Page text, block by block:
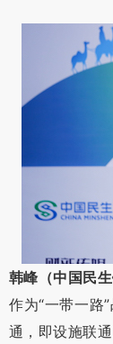
韩峰（中国民
作为“一带一路
通，即设施联